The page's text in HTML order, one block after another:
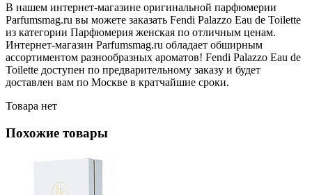
В нашем интернет-магазине оригинальной парфюмерии
Parfumsmag.ru вы можете заказать Fendi Palazzo Eau de Toilette
из категории Парфюмерия женская по отличным ценам.
Интернет-магазин Parfumsmag.ru обладает обширным
ассортиментом разнообразных ароматов! Fendi Palazzo Eau de
Toilette доступен по предварительному заказу и будет
доставлен вам по Москве в кратчайшие сроки.
Товара нет
Похожие товары